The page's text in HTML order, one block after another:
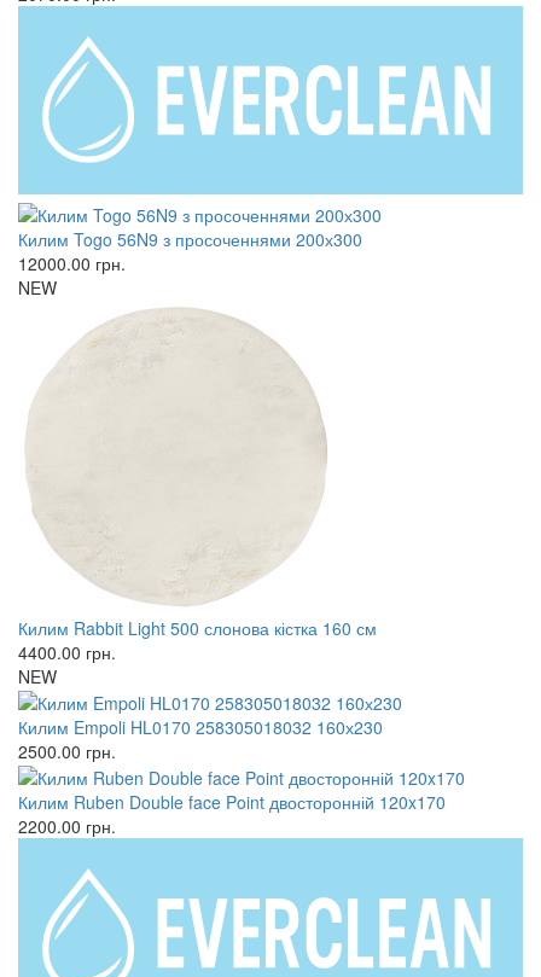
Килим Togo 56N9 з просоченнями 200х300
12000.00 грн.
NEW
Килим Rabbit Light 500 слонова кістка 160 см
4400.00 грн.
NEW
Килим Empoli HL0170 258305018032 160х230
2500.00 грн.
Килим Ruben Double face Point двосторонній 120x170
2200.00 грн.